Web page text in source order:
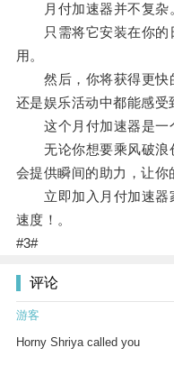
月付加速器并不复杂
只需将它安装在你的
用。
然后，你将获得更快
还是娱乐活动中都能感受
这个月付加速器是一
无论你想要乘风破浪
会提供瞬间的助力，让你
立即加入月付加速器
速度！。
#3#
评论
游客
Horny Shriya called you